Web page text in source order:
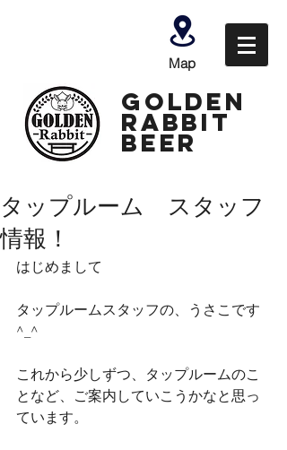
Map
GOLDEN
Rabbit
Beer
タップルーム スタッフ
情報！
はじめまして
タップルームスタッフの、うさこです
^_^
これから少しずつ、タップルームのこ
となど、ご案内していこうかなと思っ
ています。